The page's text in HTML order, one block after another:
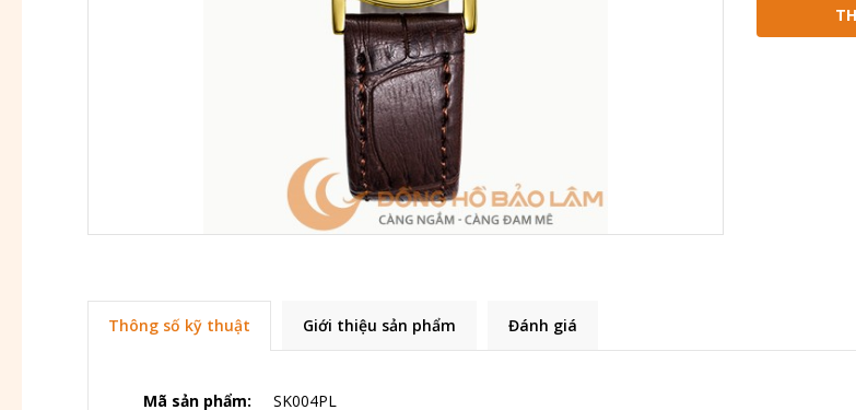
Thông số kỹ thuật Giới thiệu sản phẩm Đánh giá
Mã sản phẩm:
SK004PL